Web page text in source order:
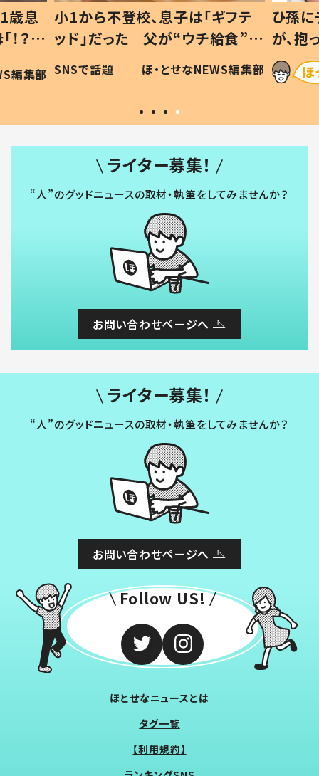
歳息
？」
編集部
小1から不登校、息子は「ギフテ
ッド」だった 父が“ウチ給食”を
作り続ける理由とは #令和の親
#令和の子
SNSで話題 ほ・とせなNEWS編集部
ひ孫
が、
「涙が
い」
ライター募集！
“人”のグッドニュースの取材・執筆をしてみませんか？
お問い合わせページへ
ライター募集！
“人”のグッドニュースの取材・執筆をしてみませんか？
お問い合わせページへ
Follow US!
ほとせなニュースとは
タグ一覧
【利用規約】